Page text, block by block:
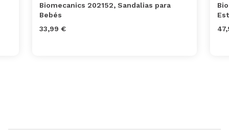
Biomecanics 202152, Sandalias para
Bebés
33,99 €